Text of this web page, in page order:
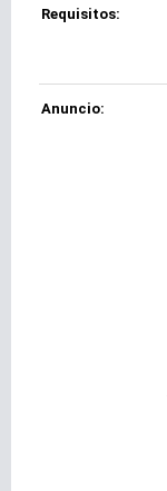
Requisitos:
Anuncio: